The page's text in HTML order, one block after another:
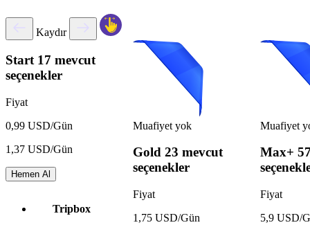
Kaydır
Start 17 mevcut
seçenekler
Fiyat
0,99 USD/Gün
1,37 USD/Gün
Hemen Al
Tripbox
Muafiyet yok
Gold 23 mevcut
seçenekler
Fiyat
1,75 USD/Gün
Muafiyet
Max+
Fiyat
5,9 USD/